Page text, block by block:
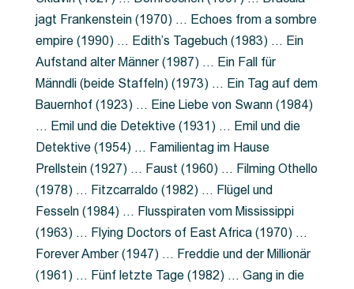
jagt Frankenstein (1970) … Echoes from a sombre
empire (1990) … Edith’s Tagebuch (1983) … Ein
Aufstand alter Männer (1987) … Ein Fall für
Männdli (beide Staffeln) (1973) … Ein Tag auf dem
Bauernhof (1923) … Eine Liebe von Swann (1984)
… Emil und die Detektive (1931) … Emil und die
Detektive (1954) … Familientag im Hause
Prellstein (1927) … Faust (1960) … Filming Othello
(1978) … Fitzcarraldo (1982) … Flügel und
Fesseln (1984) … Flusspiraten vom Mississippi
(1963) … Flying Doctors of East Africa (1970) …
Forever Amber (1947) … Freddie und der Millionär
(1961) … Fünf letzte Tage (1982) … Gang in die